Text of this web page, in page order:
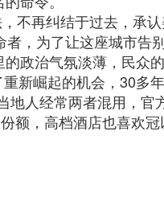
不再纠结于过去，承
者，为了让这座城市告
政治气氛淡薄，民众
新崛起的机会，30多
地人经常两者混用，官
额，高档酒店也喜欢冠